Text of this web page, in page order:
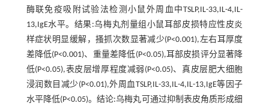
酶联免疫吸附试验法检测小鼠外周血中TSLP,IL-33,IL-4,IL-
13,IgE水平。结果:乌梅丸剂量组小鼠耳部皮损特应性皮炎
样症状明显缓解，搔抓次数显著减少(P<0.001),左右耳厚度
差降低(P<0.001)、重量差降低(P<0.05),耳部皮损评分显著降
低(P<0.05),表皮层增厚程度减弱(P<0.05)、真皮层肥大细胞
浸润数目减少(P<0.01),外周血TSLP,IL-33,IL-4,IL-13,IgE等因子
水平降低(P<0.05)。结论:乌梅丸可通过抑制表皮角质形成细